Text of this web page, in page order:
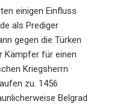
einigen Einfluss
als Prediger
gegen die Türken
Kämpfer für einen
Kriegsherrn
zu. 1456
Belgrad